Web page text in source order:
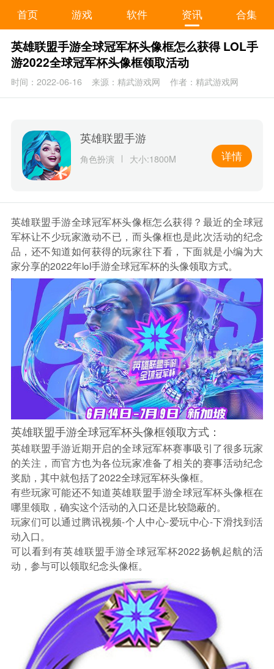
首页 游戏 软件 资讯 合集
英雄联盟手游全球冠军杯头像框怎么获得 LOL手
游2022全球冠军杯头像框领取活动
时间：2022-06-16 来源：精武游戏网 作者：精武游戏网
英雄联盟手游
角色扮演 大小:1800M 详情
英雄联盟手游全球冠军杯头像框怎么获得？最近的全球冠
军杯让不少玩家激动不已，而头像框也是此次活动的纪念
品，还不知道如何获得的玩家往下看，下面就是小编为大
家分享的2022年lol手游全球冠军杯的头像领取方式。
英雄联盟手游全球冠军杯头像框领取方式：
英雄联盟手游近期开启的全球冠军杯赛事吸引了很多玩家
的关注，而官方也为各位玩家准备了相关的赛事活动纪念
奖励，其中就包括了2022全球冠军杯头像框。
有些玩家可能还不知道英雄联盟手游全球冠军杯头像框在
哪里领取，确实这个活动的入口还是比较隐蔽的。
玩家们可以通过腾讯视频-个人中心-爱玩中心-下滑找到活
动入口。
可以看到有英雄联盟手游全球冠军杯2022扬帆起航的活
动，参与可以领取纪念头像框。